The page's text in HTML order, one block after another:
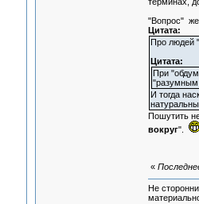
"Вопрос" же
Цитата:
Про людей
Цитата:
При
И тогда
Пошутить
вокруг".
«
Не